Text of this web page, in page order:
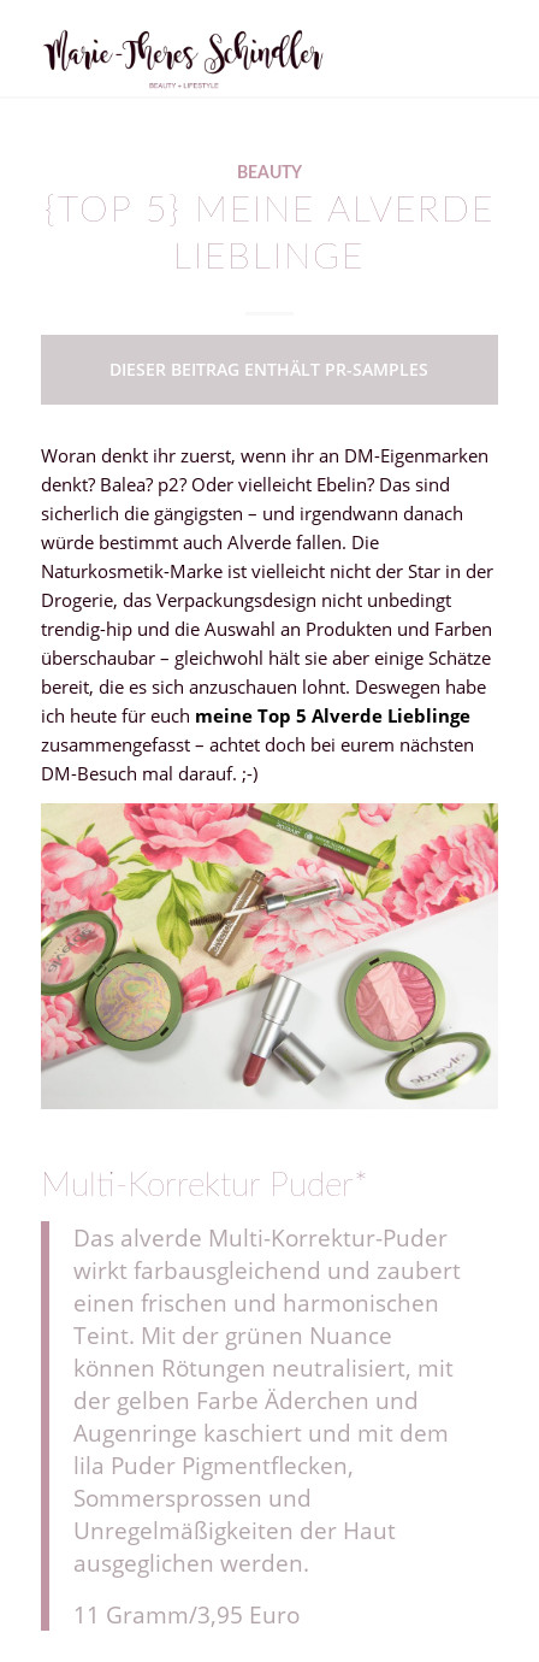
BEAUTY
{TOP 5} MEINE ALVERDE
LIEBLINGE
DIESER BEITRAG ENTHÄLT PR-SAMPLES
Woran denkt ihr zuerst, wenn ihr an DM-Eigenmarken
denkt? Balea? p2? Oder vielleicht Ebelin? Das sind
sicherlich die gängigsten – und irgendwann danach
würde bestimmt auch Alverde fallen. Die
Naturkosmetik-Marke ist vielleicht nicht der Star in der
Drogerie, das Verpackungsdesign nicht unbedingt
trendig-hip und die Auswahl an Produkten und Farben
überschaubar – gleichwohl hält sie aber einige Schätze
bereit, die es sich anzuschauen lohnt. Deswegen habe
ich heute für euch meine Top 5 Alverde Lieblinge
zusammengefasst – achtet doch bei eurem nächsten
DM-Besuch mal darauf. ;-)
Multi-Korrektur Puder*
Das alverde Multi-Korrektur-Puder
wirkt farbausgleichend und zaubert
einen frischen und harmonischen
Teint. Mit der grünen Nuance
können Rötungen neutralisiert, mit
der gelben Farbe Äderchen und
Augenringe kaschiert und mit dem
lila Puder Pigmentflecken,
Sommersprossen und
Unregelmäßigkeiten der Haut
ausgeglichen werden.
11 Gramm/3,95 Euro